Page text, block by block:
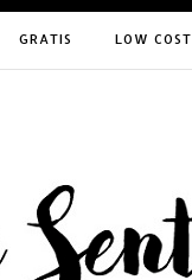
GRATIS LOW COST